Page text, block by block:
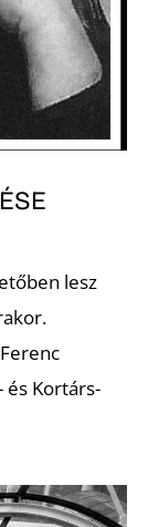
lesz
és Kortárs-